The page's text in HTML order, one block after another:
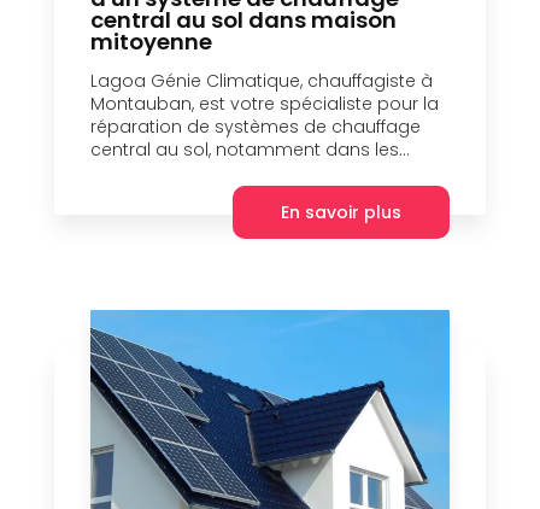
central au sol dans maison
mitoyenne
Lagoa Génie Climatique, chauffagiste à
Montauban, est votre spécialiste pour la
réparation de systèmes de chauffage
central au sol, notamment dans les...
En savoir plus